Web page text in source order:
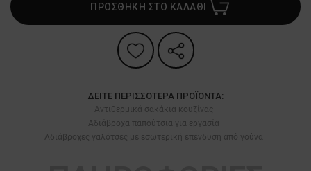
ΠΡΟΣΘΗΚΗ ΣΤΟ ΚΑΛΑΘΙ
ΔΕΊΤΕ ΠΕΡΙΣΣΌΤΕΡΑ ΠΡΟΪΌΝΤΑ:
Αντιθερμικά σακάκια κουζίνας
Αδιάβροχα παπούτσια για εργασία
Αδιάβροχες γαλότσες με εσωτερική επένδυση από γούνα